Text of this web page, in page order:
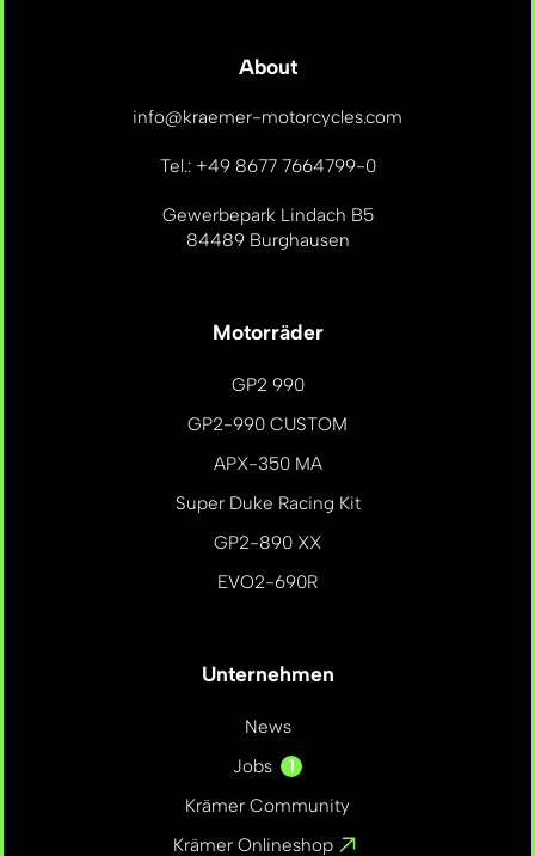
About
info@kraemer-motorcycles.com
Tel.: +49 8677 7664799-0
Gewerbepark Lindach B5
84489 Burghausen
Motorräder
GP2 990
GP2-990 CUSTOM
APX-350 MA
Super Duke Racing Kit
GP2-890 XX
EVO2-690R
Unternehmen
News
Jobs
1
Krämer Community
Krämer Onlineshop